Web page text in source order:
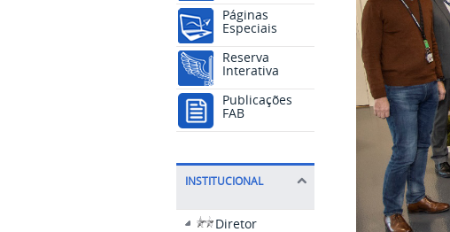
Páginas
Especiais
Reserva
Interativa
Publicações
FAB
INSTITUCIONAL
Diretor